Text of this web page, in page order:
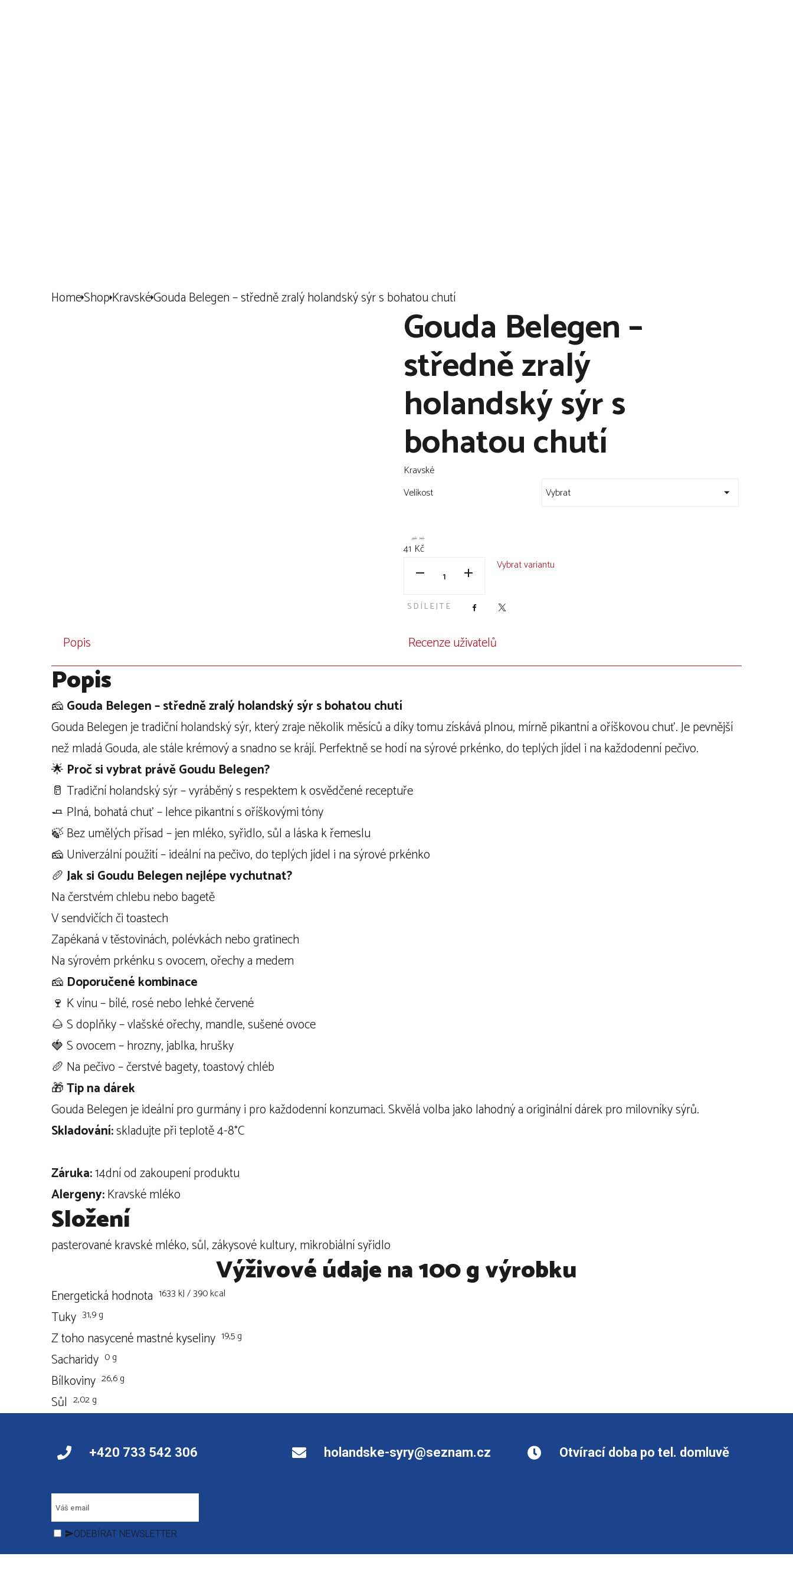
HomeShopKravskéGouda Belegen – středně zralý holandský sýr s bohatou chutí
Gouda Belegen –
středně zralý
holandský sýr s
bohatou chutí
Kravské
Velikost
Kč
41
Kč
48
Vybrat variantu
SDÍLEJTE Facebook
Popis Recenze uživatelů
Popis
🧀 Gouda Belegen – středně zralý holandský sýr s bohatou chutí
Gouda Belegen je tradiční holandský sýr, který zraje několik měsíců a díky tomu získává plnou, mírně pikantní a oříškovou chuť. Je pevnější
než mladá Gouda, ale stále krémový a snadno se krájí. Perfektně se hodí na sýrové prkénko, do teplých jídel i na každodenní pečivo.
🌟 Proč si vybrat právě Goudu Belegen?
🥛 Tradiční holandský sýr – vyráběný s respektem k osvědčené receptuře
🧈 Plná, bohatá chuť – lehce pikantní s oříškovými tóny
🍃 Bez umělých přísad – jen mléko, syřidlo, sůl a láska k řemeslu
🧀 Univerzální použití – ideální na pečivo, do teplých jídel i na sýrové prkénko
🥖 Jak si Goudu Belegen nejlépe vychutnat?
Na čerstvém chlebu nebo bagetě
V sendvičích či toastech
Zapékaná v těstovinách, polévkách nebo gratinech
Na sýrovém prkénku s ovocem, ořechy a medem
🧀 Doporučené kombinace
🍷 K vínu – bílé, rosé nebo lehké červené
🌰 S doplňky – vlašské ořechy, mandle, sušené ovoce
🍓 S ovocem – hrozny, jablka, hrušky
🥖 Na pečivo – čerstvé bagety, toastový chléb
🎁Tip na dárek
Gouda Belegen je ideální pro gurmány i pro každodenní konzumaci. Skvělá volba jako lahodný a originální dárek pro milovníky sýrů.
Skladování:skladujte při teplotě 4-8°C
Záruka:14dní od zakoupení produktu
Alergeny:Kravské mléko
Složení
pasterované kravské mléko, sůl, zákysové kultury, mikrobiální syřidlo
Výživové údaje na 100 g výrobku
Energetická hodnota 1633 kJ / 390 kcal
Tuky 31,9 g
Z toho nasycené mastné kyseliny 19,5 g
Sacharidy 0 g
Bílkoviny 26,6 g
Sůl 2,02 g
+420 733 542 306 holandske-syry@seznam.cz Otvírací doba po tel. domluvě
ODEBÍRAT NEWSLETTER